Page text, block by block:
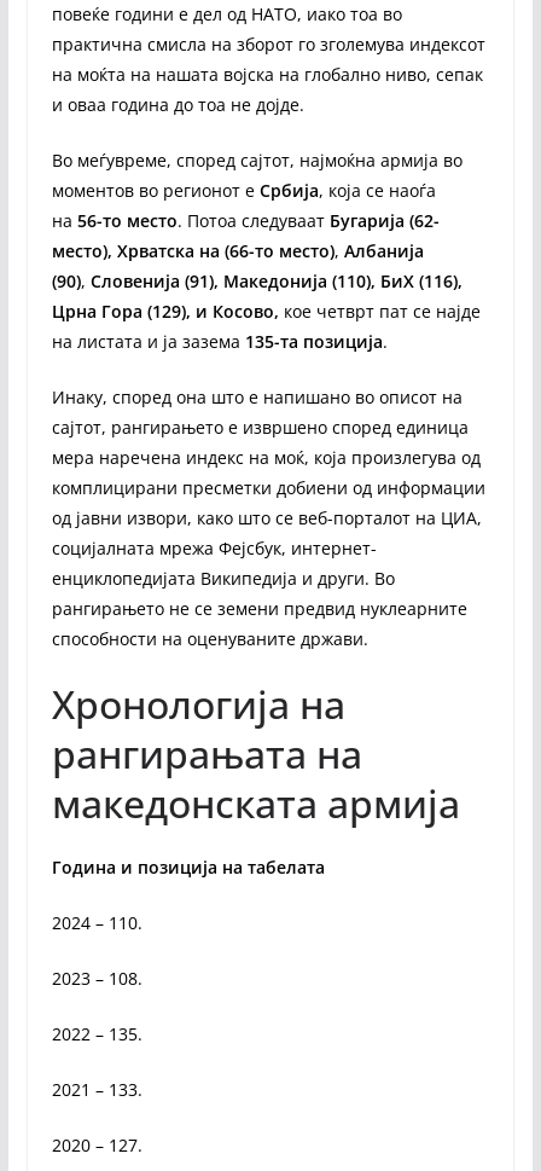
повеќе години е дел од НАТО, иако тоа во
практична смисла на зборот го зголемува индексот
на моќта на нашата војска на глобално ниво, сепак
и оваа година до тоа не дојде.
Во меѓувреме, според сајтот, најмоќна армија во
моментов во регионот еСрбија, која се наоѓа
на 56-то место. Потоа следуваат Бугарија (62-
место), Хрватска на (66-то место), Албанија
(90), Словенија (91), Македонија (110), БиХ (116),
Црна Гора (129), и Косово, кое четврт пат се најде
на листата и ја зазема 135-та позиција.
Инаку, според она што е напишано во описот на
сајтот, рангирањето е извршено според единица
мера наречена индекс на моќ, која произлегува од
комплицирани пресметки добиени од информации
од јавни извори, како што се веб-порталот на ЦИА,
социјалната мрежа Фејсбук, интернет-
енциклопедијата Википедија и други. Во
рангирањето не се земени предвид нуклеарните
способности на оценуваните држави.
Хронологија на
рангирањата на
македонската армија
Година и позиција на табелата
2024 – 110.
2023 – 108.
2022 – 135.
2021 – 133.
2020 – 127.